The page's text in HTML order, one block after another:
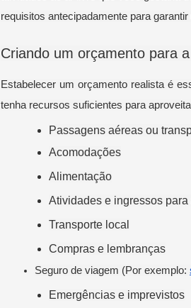
requisitos antecipadamente para
Criando um orçamento para
Estabelecer um orçamento realista é
tenha recursos suficientes para
Passagens aéreas ou
Acomodações
Alimentação
Atividades e ingressos para
Transporte local
Compras e lembranças
Seguro de viagem (Por exemplo:
Emergências e imprevistos